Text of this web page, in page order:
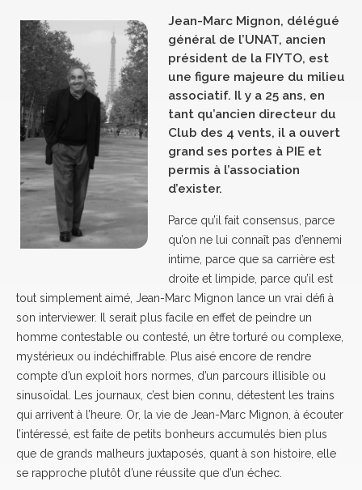
Jean-Marc Mignon, délégué
général de l’UNAT, ancien
président de la FIYTO, est
une figure majeure du milieu
associatif. Il y a 25 ans, en
tant qu’ancien directeur du
Club des 4 vents, il a ouvert
grand ses portes à PIE et
permis à l’association
d’exister.
Parce qu’il fait consensus, parce
qu’on ne lui connaît pas d’ennemi
intime, parce que sa carrière est
droite et limpide, parce qu’il est
tout simplement aimé, Jean-Marc Mignon lance un vrai défi à
son interviewer. Il serait plus facile en effet de peindre un
homme contestable ou contesté, un être torturé ou complexe,
mystérieux ou indéchiffrable. Plus aisé encore de rendre
compte d’un exploit hors normes, d’un parcours illisible ou
sinusoïdal. Les journaux, c’est bien connu, détestent les trains
qui arrivent à l’heure. Or, la vie de Jean-Marc Mignon, à écouter
l’intéressé, est faite de petits bonheurs accumulés bien plus
que de grands malheurs juxtaposés, quant à son histoire, elle
se rapproche plutôt d’une réussite que d’un échec.